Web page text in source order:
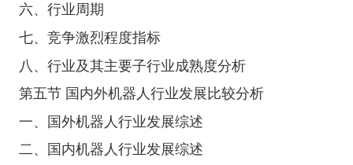
六、行业周期
七、竞争激烈程度指标
八、行业及其主要子行业成熟度分析
第五节 国内外机器人行业发展比较分析
一、国外机器人行业发展综述
二、国内机器人行业发展综述